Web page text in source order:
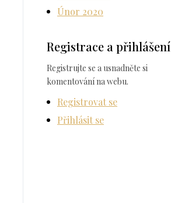
Únor 2020
Registrace a přihlášení
Registrujte se a usnadněte si
komentování na webu.
Registrovat se
Přihlásit se